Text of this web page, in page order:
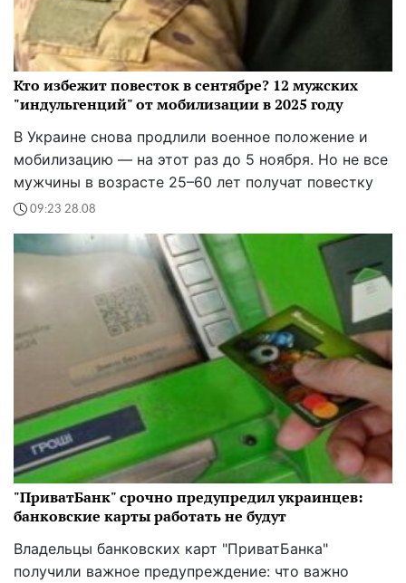
Кто избежит повесток в сентябре? 12 мужских
"индульгенций" от мобилизации в 2025 году
В Украине снова продлили военное положение и
мобилизацию — на этот раз до 5 ноября. Но не все
мужчины в возрасте 25–60 лет получат повестку
09:23 28.08
"ПриватБанк" срочно предупредил украинцев:
банковские карты работать не будут
Владельцы банковских карт "ПриватБанка"
получили важное предупреждение: что важно